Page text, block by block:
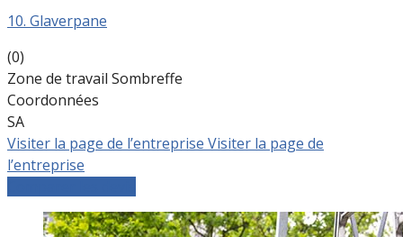
10. Glaverpane
(0)
Zone de travail Sombreffe
Coordonnées
SA
Visiter la page de l’entreprise Visiter la page de
l’entreprise